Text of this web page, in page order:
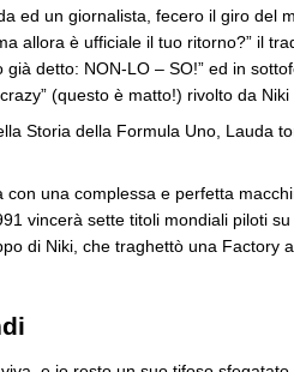
ed un giornalista, fecero il giro del
allora è ufficiale il tuo ritorno?” il
già detto: NON-LO – SO!” ed in
(questo è matto!) rivolto da
Storia della Formula Uno, Lauda
una complessa e perfetta
vincerà sette titoli mondiali piloti
di Niki, che traghettò una Factory